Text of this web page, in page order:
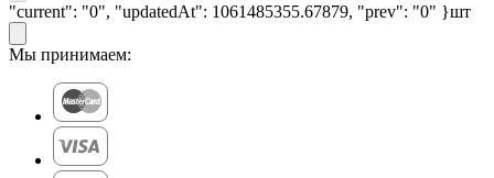
"current": "0", "updatedAt": 1061485355.67879, "prev": "0" }шт
Мы принимаем: